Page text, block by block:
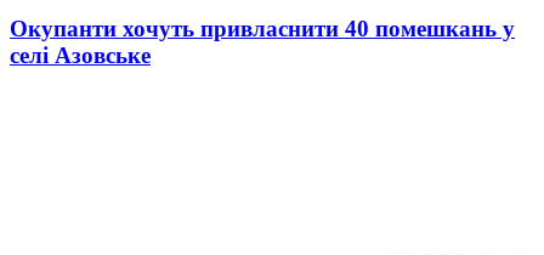
Окупанти хочуть привласнити 40 помешкань у
селі Азовське